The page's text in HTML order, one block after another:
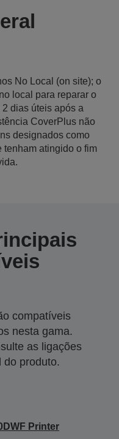
No Local (on site); o
local para reparar o
dias úteis após a
CoverPlus não
designados como
tenham atingido o fim
compatíveis
nesta gama.
as ligações
do produto.
Printer